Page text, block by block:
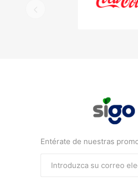
Entérate de nuestras